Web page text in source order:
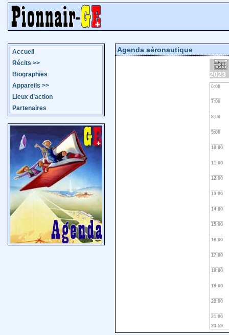
Accueil
Récits >>
Biographies
Appareils >>
Lieux d’action
Partenaires
Agenda aéronautique
2023
0:00
7:00
8:00
9:00
10:00
11:00
12:00
13:00
14:00
15:00
16:00
17:00
18:00
19:00
20:00
21:00
23:59